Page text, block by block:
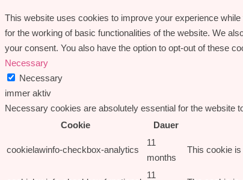
This website uses cookies to improve your experience
for the working of basic functionalities of the website. We
your consent. You also have the option to opt-out of these
Necessary
Necessary
immer aktiv
Necessary cookies are absolutely essential for the website
Cookie
Dauer
cookielawinfo-checkbox-analytics
11
months
This cookie
11